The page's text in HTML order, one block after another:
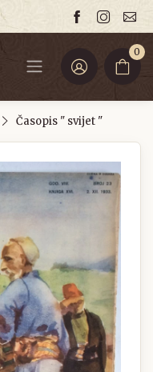
0
Časopis " svijet "